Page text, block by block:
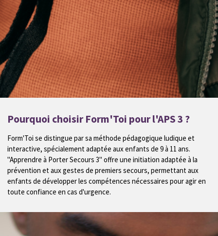
Pourquoi choisir Form'Toi pour l'APS 3 ?
Form'Toi se distingue par sa méthode pédagogique ludique et
interactive, spécialement adaptée aux enfants de 9 à 11 ans.
"Apprendre à Porter Secours 3" offre une initiation adaptée à la
prévention et aux gestes de premiers secours, permettant aux
enfants de développer les compétences nécessaires pour agir en
toute confiance en cas d'urgence.